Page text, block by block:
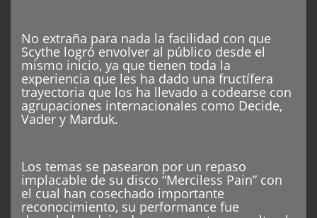
No extraña para nada la facilidad con que
Scythe logró envolver al público desde el
mismo inicio, ya que tienen toda la
experiencia que les ha dado una fructífera
trayectoria que los ha llevado a codearse con
agrupaciones internacionales como Decide,
Vader y Marduk.
Los temas se pasearon por un repaso
implacable de su disco “Merciless Pain” con
el cual han cosechado importante
reconocimiento, su performance fue